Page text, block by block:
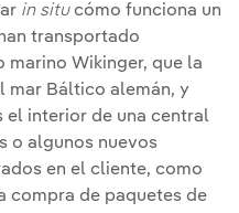
in situcómo funciona un
transportado
Wikinger, que la
mar Báltico alemán, y
el interior de una central
o algunos nuevos
en el cliente, como
compra de paquetes de